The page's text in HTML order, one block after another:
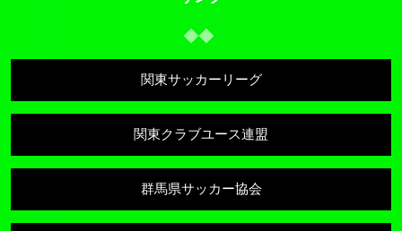
関東サッカーリーグ
関東クラブユース連盟
群馬県サッカー協会